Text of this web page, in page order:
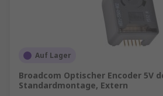
Auf Lager
Broadcom Optischer Encoder 5V
Standardmontage, Extern